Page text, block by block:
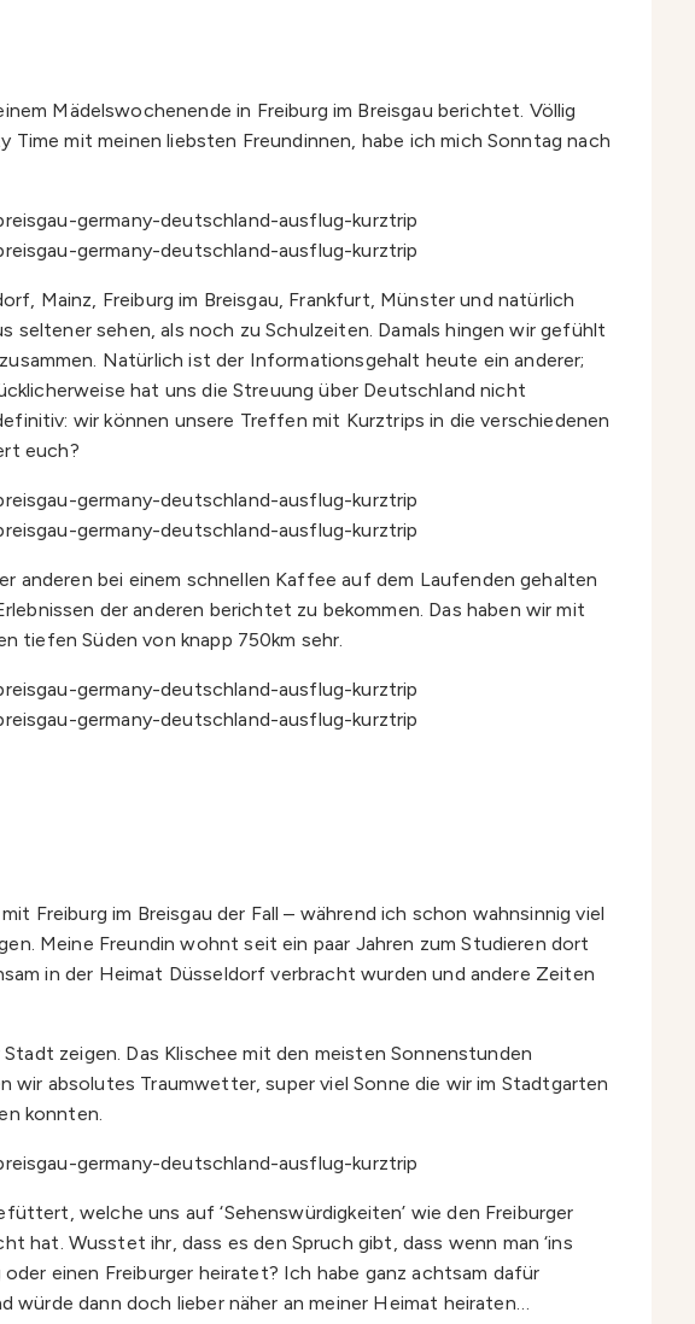
Mädelswochenende in Freiburg im Breisgau berichtet. Völlig
mit meinen liebsten Freundinnen, habe ich mich Sonntag nach
Mainz, Freiburg im Breisgau, Frankfurt, Münster und natürlich
sehen, als noch zu Schulzeiten. Damals hingen wir gefühlt
Natürlich ist der Informationsgehalt heute ein anderer;
hat uns die Streuung über Deutschland nicht
wir können unsere Treffen mit Kurztrips in die verschiedenen
euch?
anderen bei einem schnellen Kaffee auf dem Laufenden gehalten
der anderen berichtet zu bekommen. Das haben wir mit
tiefen Süden von knapp 750km sehr.
Freiburg im Breisgau der Fall – während ich schon wahnsinnig viel
Meine Freundin wohnt seit ein paar Jahren zum Studieren dort
in der Heimat Düsseldorf verbracht wurden und andere Zeiten
zeigen. Das Klischee mit den meisten Sonnenstunden
absolutes Traumwetter, super viel Sonne die wir im Stadtgarten
konnten.
welche uns auf ‘Sehenswürdigkeiten’ wie den Freiburger
hat. Wusstet ihr, dass es den Spruch gibt, dass wenn man ‘ins
einen Freiburger heiratet? Ich habe ganz achtsam dafür
dann doch lieber näher an meiner Heimat heiraten…